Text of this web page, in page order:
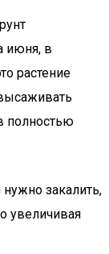
июня, в
растение
полностью
закалить,
увеличивая